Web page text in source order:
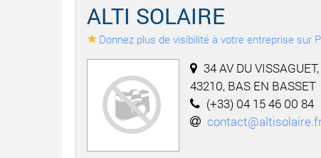
ALTI SOLAIRE
Donnez plus de visibilité à votre entreprise sur
34 AV DU VISSAGUET,
43210, BAS EN BASSET
(+33) 04 15 46 00 84